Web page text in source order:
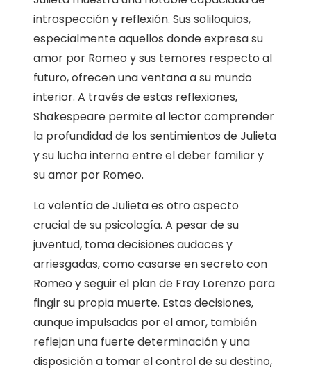
introspección y reflexión. Sus soliloquios,
especialmente aquellos donde expresa su
amor por Romeo y sus temores respecto al
futuro, ofrecen una ventana a su mundo
interior. A través de estas reflexiones,
Shakespeare permite al lector comprender
la profundidad de los sentimientos de Julieta
y su lucha interna entre el deber familiar y
su amor por Romeo.
La valentía de Julieta es otro aspecto
crucial de su psicología. A pesar de su
juventud, toma decisiones audaces y
arriesgadas, como casarse en secreto con
Romeo y seguir el plan de Fray Lorenzo para
fingir su propia muerte. Estas decisiones,
aunque impulsadas por el amor, también
reflejan una fuerte determinación y una
disposición a tomar el control de su destino,